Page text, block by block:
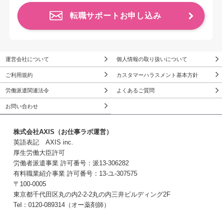
転職サポートお申し込み
運営会社について 個人情報の取り扱いについて
ご利用規約 カスタマーハラスメント基本方針
労働派遣関連法令 よくあるご質問
お問い合わせ
株式会社AXIS（お仕事ラボ運営）
英語表記 AXIS inc.
厚生労働大臣許可
労働者派遣事業 許可番号：派13-306282
有料職業紹介事業 許可番号：13-ユ-307575
〒100-0005
東京都千代田区丸の内2-2-2丸の内三井ビルディング2F
Tel：0120-089314（オー薬剤師）